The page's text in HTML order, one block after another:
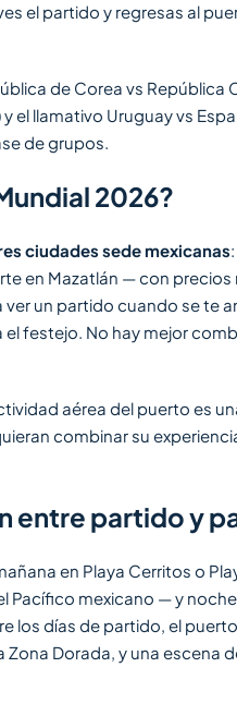
el partido y regresas al
de Corea vs República
llamativo Uruguay vs
de grupos.
2026?
ciudades sede mexicanas
en Mazatlán — con
un partido cuando se te
festejo. No hay mejor
aérea del puerto es
combinar su
entre partido y
en Playa Cerritos o
Pacífico mexicano — y noche
los días de partido, el
Dorada, y una escena